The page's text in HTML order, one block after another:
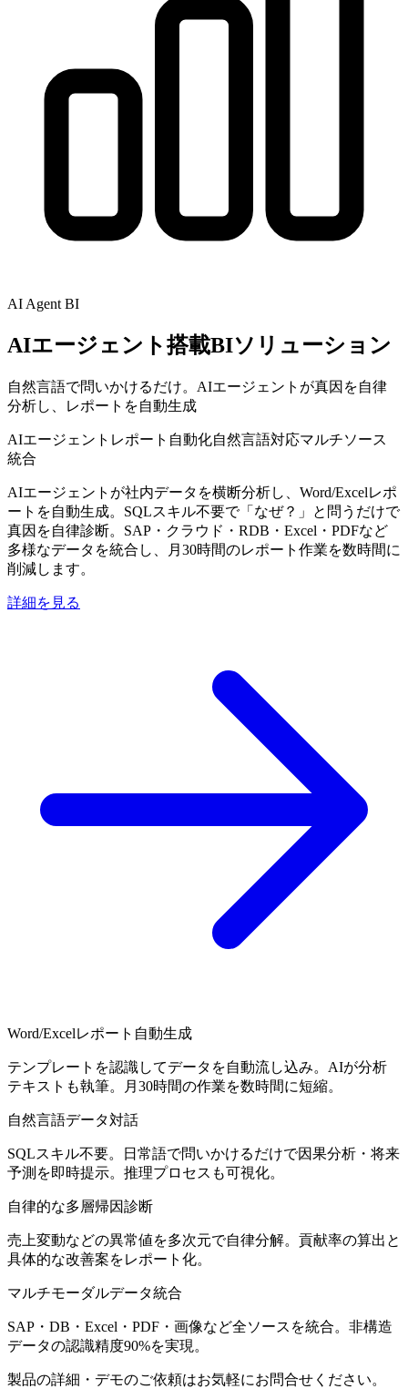
AI Agent BI
AIエージェント搭載BIソリューション
自然言語で問いかけるだけ。AIエージェントが真因を自律
分析し、レポートを自動生成
AIエージェント レポート自動化自然言語対応マルチソース
統合
AIエージェントが社内データを横断分析し、Word/Excelレポ
ートを自動生成。SQLスキル不要で「なぜ？」と問うだけで
真因を自律診断。SAP・クラウド・RDB・Excel・PDFなど
多様なデータを統合し、月30時間のレポート作業を数時間に
削減します。
詳細を見る
Word/Excelレポート自動生成
テンプレートを認識してデータを自動流し込み。AIが分析
テキストも執筆。月30時間の作業を数時間に短縮。
自然言語データ対話
SQLスキル不要。日常語で問いかけるだけで因果分析・将来
予測を即時提示。推理プロセスも可視化。
自律的な多層帰因診断
売上変動などの異常値を多次元で自律分解。貢献率の算出と
具体的な改善案をレポート化。
マルチモーダルデータ統合
SAP・DB・Excel・PDF・画像など全ソースを統合。非構造
データの認識精度90%を実現。
製品の詳細・デモのご依頼はお気軽にお問合せください。